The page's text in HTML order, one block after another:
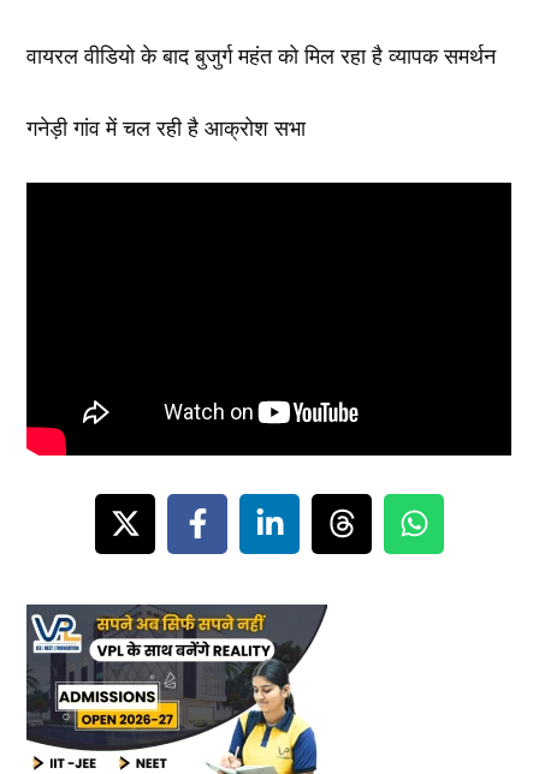
वायरल वीडियो के बाद बुजुर्ग महंत को मिल रहा है व्यापक समर्थन
गनेड़ी गांव में चल रही है आक्रोश सभा